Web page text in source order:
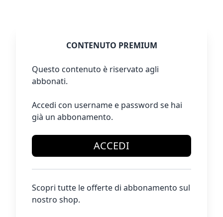
CONTENUTO PREMIUM
Questo contenuto è riservato agli
abbonati.
Accedi con username e password se hai
già un abbonamento.
ACCEDI
Scopri tutte le offerte di abbonamento sul
nostro shop.